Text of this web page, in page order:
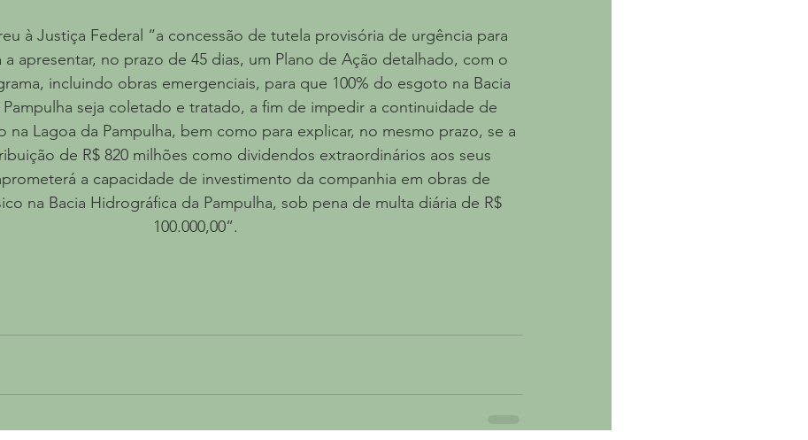
à Justiça Federal “a concessão de tutela provisória de urgência para
a apresentar, no prazo de 45 dias, um Plano de Ação detalhado, com o
incluindo obras emergenciais, para que 100% do esgoto na Bacia
seja coletado e tratado, a fim de impedir a continuidade de
na Lagoa da Pampulha, bem como para explicar, no mesmo prazo, se a
de R$ 820 milhões como dividendos extraordinários aos seus
a capacidade de investimento da companhia em obras de
na Bacia Hidrográfica da Pampulha, sob pena de multa diária de R$
100.000,00”.